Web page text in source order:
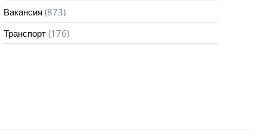
Вакансия (873)
Транспорт (176)